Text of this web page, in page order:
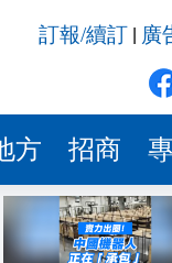
訂報/續訂 廣
方 招商